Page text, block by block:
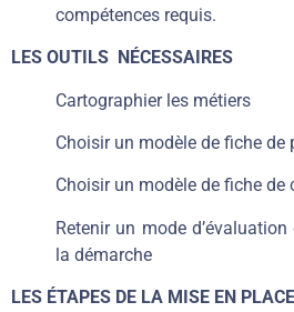
compétences requis.
LES OUTILS NÉCESSAIRES
Cartographier les métiers
Choisir un modèle de fiche de
Choisir un modèle de fiche
Retenir un mode
la démarche
LES ÉTAPES DE LA MISE EN PLACE